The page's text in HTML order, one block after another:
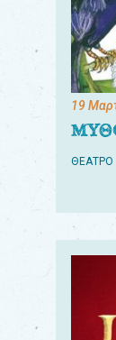
19
ΘΕΑΤΡΟ